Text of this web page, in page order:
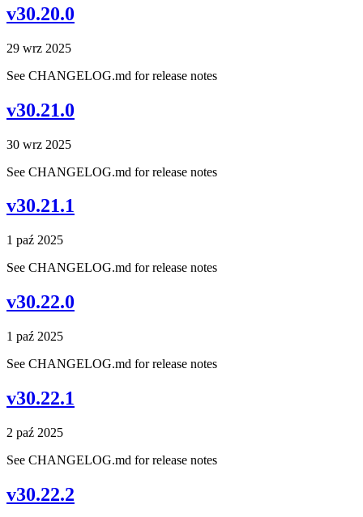
v30.20.0
29 wrz 2025
See CHANGELOG.md for release notes
v30.21.0
30 wrz 2025
See CHANGELOG.md for release notes
v30.21.1
1 paź 2025
See CHANGELOG.md for release notes
v30.22.0
1 paź 2025
See CHANGELOG.md for release notes
v30.22.1
2 paź 2025
See CHANGELOG.md for release notes
v30.22.2